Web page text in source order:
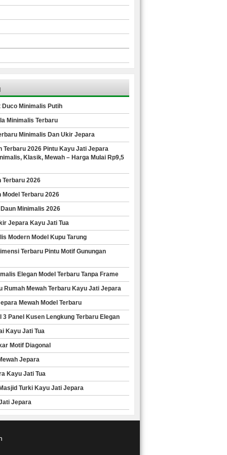
Duco Minimalis Putih
Minimalis Terbaru
Minimalis Dan Ukir Jepara
Terbaru 2026 Pintu Kayu Jati Jepara
Klasik, Mewah – Harga Mulai Rp9,5
Terbaru 2026
Terbaru 2026
Minimalis 2026
Jepara Kayu Jati Tua
Modern Model Kupu Tarung
Terbaru Pintu Motif Gunungan
Elegan Model Terbaru Tanpa Frame
Rumah Mewah Terbaru Kayu Jati Jepara
Mewah Model Terbaru
3 Panel Kusen Lengkung Terbaru Elegan
Kayu Jati Tua
Motif Diagonal
Jepara
Kayu Jati Tua
Turki Kayu Jati Jepara
Jepara